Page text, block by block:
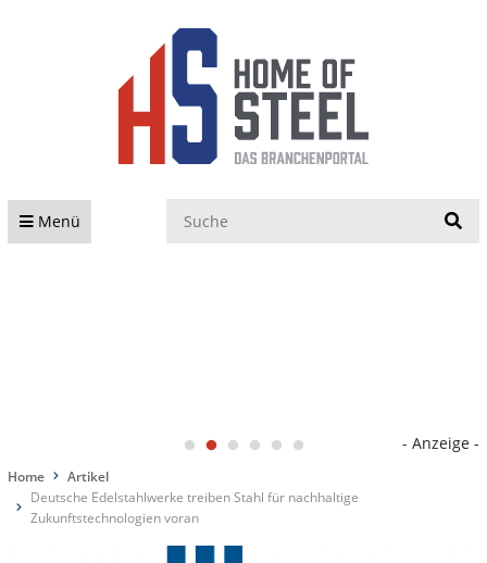
Menü
- Anzeige -
Home
Artikel
Deutsche Edelstahlwerke treiben Stahl für nachhaltige
Zukunftstechnologien voran